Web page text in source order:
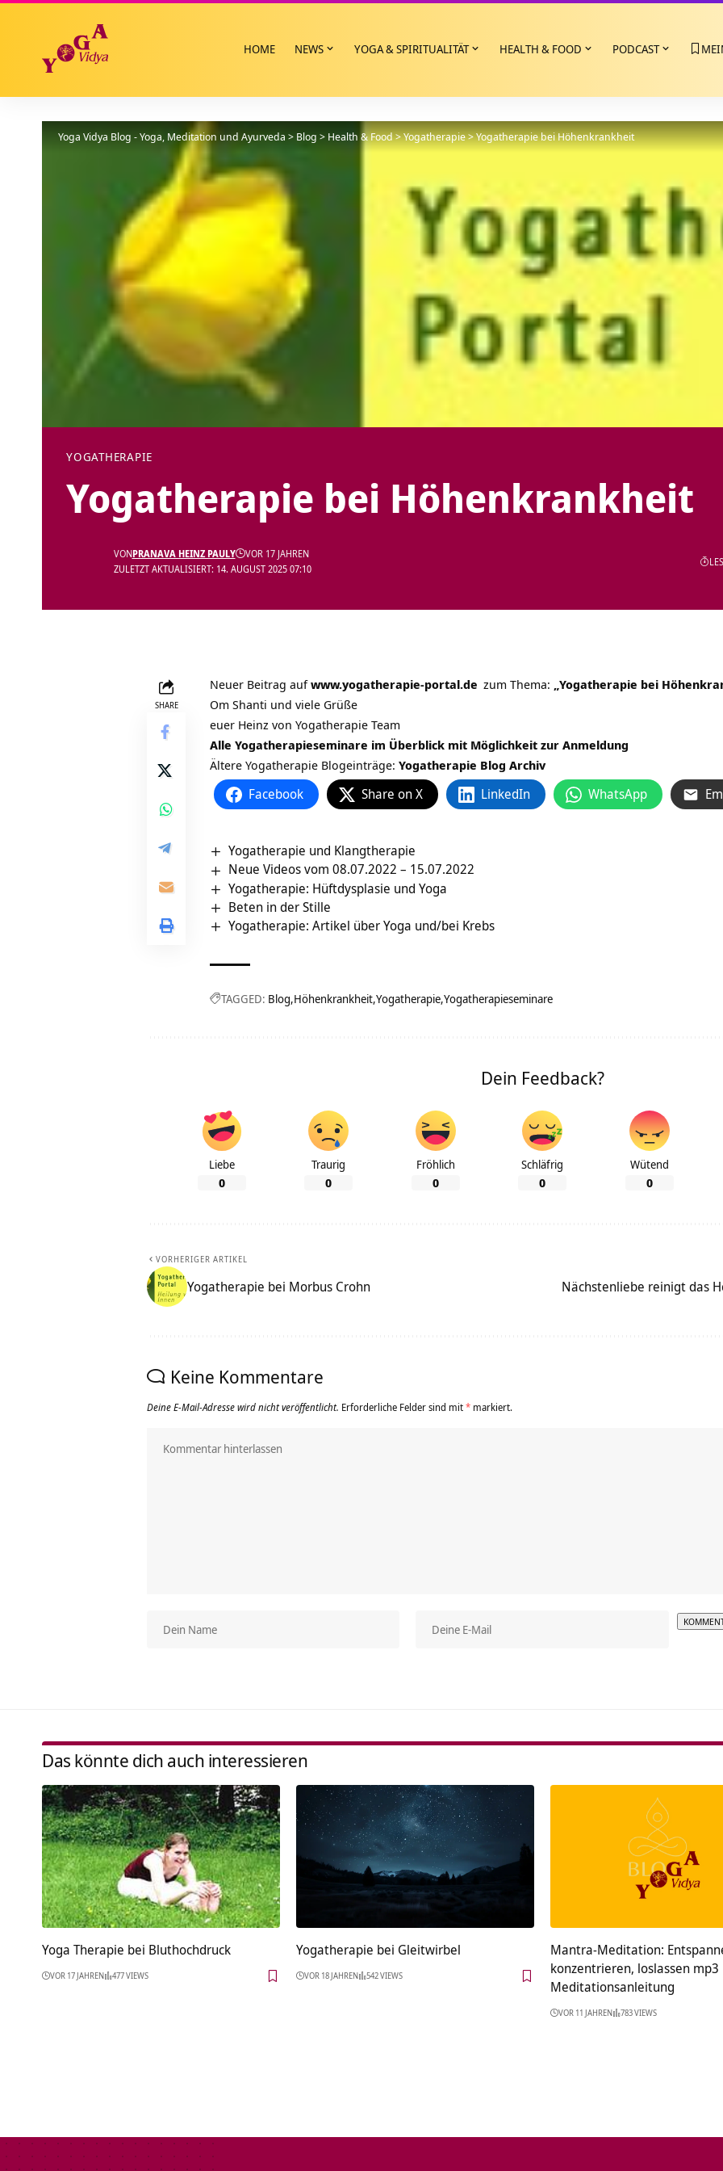
HOME NEWS YOGA & SPIRITUALITÄT HEALTH & FOOD PODCAST
Yoga Vidya Blog - Yoga, Meditation und Ayurveda > Blog > Health & Food>Yogatherapie>Yogatherapie bei Höhenkrankheit
YOGATHERAPIE
Yogatherapie bei Höhenkrankheit
ZULETZT AKTUALISIERT: 14. AUGUST 2025 07:10
VONPRANAVA HEINZ PAULY VOR 17 JAHREN
SHARE
Neuer Beitrag aufwww.yogatherapie-portal.de zum Thema: „Yogatherapie bei
Om Shanti und viele Grüße
euer Heinz von Yogatherapie Team
Alle Yogatherapieseminare im Überblick mit Möglichkeit zur Anmeldung
Ältere Yogatherapie Blogeinträge: Yogatherapie Blog Archiv
Facebook Share on X LinkedIn WhatsApp
Yogatherapie und Klangtherapie
Neue Videos vom 08.07.2022 – 15.07.2022
Yogatherapie: Hüftdysplasie und Yoga
Beten in der Stille
Yogatherapie: Artikel über Yoga und/bei Krebs
TAGGED: Blog Höhenkrankheit Yogatherapie Yogatherapieseminare
Dein Feedback?
Liebe
0
Traurig
0
Fröhlich
0
Schläfrig
0
Wütend
0
VORHERIGER ARTIKEL
Yogatherapie bei Morbus Crohn Nächstenliebe reinigt das
Keine Kommentare
Deine E-Mail-Adresse wird nicht veröffentlicht. Erforderliche Felder sind mit* markiert.
Das könnte dich auch interessieren
Yoga Therapie bei Bluthochdruck
VOR 17 JAHREN 477 VIEWS
Yogatherapie bei Gleitwirbel
VOR 18 JAHREN 542 VIEWS
Mantra-Meditation:
konzentrieren, loslassen mp3
Meditationsanleitung
VOR 11 JAHREN 783 VIEWS